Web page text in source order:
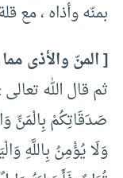
بمنّه وأذاه ، مع
[ المنّ والأذى
ثم قال الله تعالى
صَدَقَاتِكُمْ بِالْمَنِّ
وَلَا يُؤْمِنُ بِاللَّهِ